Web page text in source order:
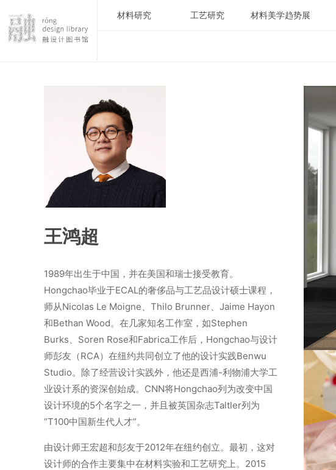
材料研究 工艺研究 材料美学趋势展
王鸿超
1989年出生于中国，并在美国和瑞士接受教育。
Hongchao毕业于ECAL的奢侈品与工艺品设计硕士课程，
师从Nicolas Le Moigne、Thilo Brunner、Jaime Hayon
和Bethan Wood。在几家知名工作室，如Stephen
Burks、Soren Rose和Fabrica工作后，Hongchao与设计
师彭友（RCA）在纽约共同创立了他的设计实践Benwu
Studio。除了经营设计实践外，他还是西浦-利物浦大学工
业设计系的资深创始成。CNN将Hongchao列为改变中国
设计环境的5个名字之一，并且被英国杂志Taltler列为
“T100中国新生代人才”。
由设计师王宏超和彭友于2012年在纽约创立。最初，这对
设计师的合作主要集中在材料实验和工艺研究上。2015